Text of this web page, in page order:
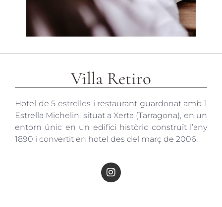
Villa Retiro
Hotel de 5 estrelles i restaurant guardonat amb 1
Estrella Michelin, situat a Xerta (Tarragona), en un
entorn únic en un edifici històric construït l’any
1890 i convertit en hotel des del març de 2006.